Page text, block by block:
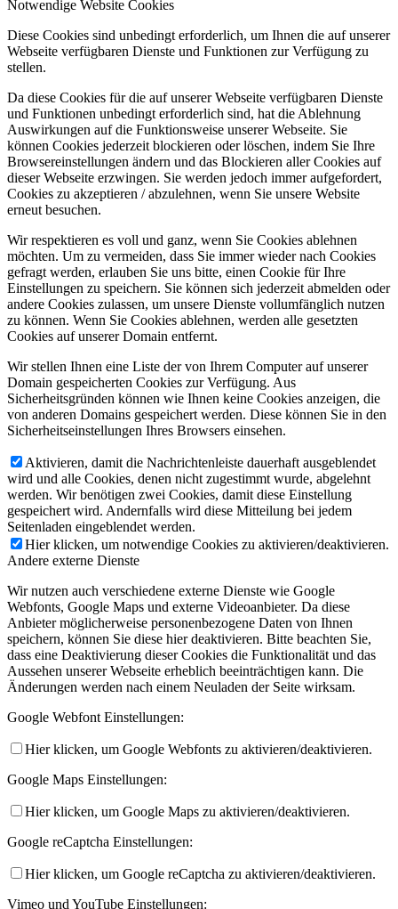
Notwendige Website Cookies
Diese Cookies sind unbedingt erforderlich, um Ihnen die auf unserer
Webseite verfügbaren Dienste und Funktionen zur Verfügung zu
stellen.
Da diese Cookies für die auf unserer Webseite verfügbaren Dienste
und Funktionen unbedingt erforderlich sind, hat die Ablehnung
Auswirkungen auf die Funktionsweise unserer Webseite. Sie
können Cookies jederzeit blockieren oder löschen, indem Sie Ihre
Browsereinstellungen ändern und das Blockieren aller Cookies auf
dieser Webseite erzwingen. Sie werden jedoch immer aufgefordert,
Cookies zu akzeptieren / abzulehnen, wenn Sie unsere Website
erneut besuchen.
Wir respektieren es voll und ganz, wenn Sie Cookies ablehnen
möchten. Um zu vermeiden, dass Sie immer wieder nach Cookies
gefragt werden, erlauben Sie uns bitte, einen Cookie für Ihre
Einstellungen zu speichern. Sie können sich jederzeit abmelden oder
andere Cookies zulassen, um unsere Dienste vollumfänglich nutzen
zu können. Wenn Sie Cookies ablehnen, werden alle gesetzten
Cookies auf unserer Domain entfernt.
Wir stellen Ihnen eine Liste der von Ihrem Computer auf unserer
Domain gespeicherten Cookies zur Verfügung. Aus
Sicherheitsgründen können wie Ihnen keine Cookies anzeigen, die
von anderen Domains gespeichert werden. Diese können Sie in den
Sicherheitseinstellungen Ihres Browsers einsehen.
Aktivieren, damit die Nachrichtenleiste dauerhaft ausgeblendet
wird und alle Cookies, denen nicht zugestimmt wurde, abgelehnt
werden. Wir benötigen zwei Cookies, damit diese Einstellung
gespeichert wird. Andernfalls wird diese Mitteilung bei jedem
Seitenladen eingeblendet werden.
Hier klicken, um notwendige Cookies zu aktivieren/deaktivieren.
Andere externe Dienste
Wir nutzen auch verschiedene externe Dienste wie Google
Webfonts, Google Maps und externe Videoanbieter. Da diese
Anbieter möglicherweise personenbezogene Daten von Ihnen
speichern, können Sie diese hier deaktivieren. Bitte beachten Sie,
dass eine Deaktivierung dieser Cookies die Funktionalität und das
Aussehen unserer Webseite erheblich beeinträchtigen kann. Die
Änderungen werden nach einem Neuladen der Seite wirksam.
Google Webfont Einstellungen:
Hier klicken, um Google Webfonts zu aktivieren/deaktivieren.
Google Maps Einstellungen:
Hier klicken, um Google Maps zu aktivieren/deaktivieren.
Google reCaptcha Einstellungen:
Hier klicken, um Google reCaptcha zu aktivieren/deaktivieren.
Vimeo und YouTube Einstellungen: